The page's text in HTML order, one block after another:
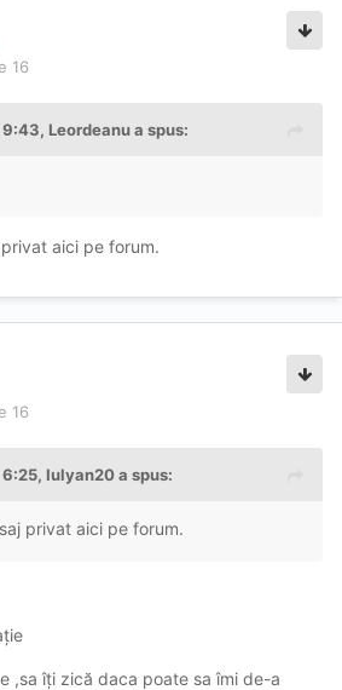
16
9:43, Leordeanua spus:
aici pe forum.
16
Iulyan20a spus:
privat aici pe forum.
,sa îți zică daca poate sa îmi de-a